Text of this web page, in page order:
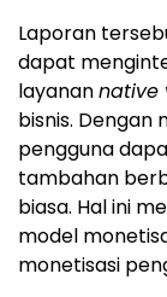
Laporan
dapat
layanannative
bisnis.
pengguna
tambahan
biasa. Hal ini
model
monetisasi